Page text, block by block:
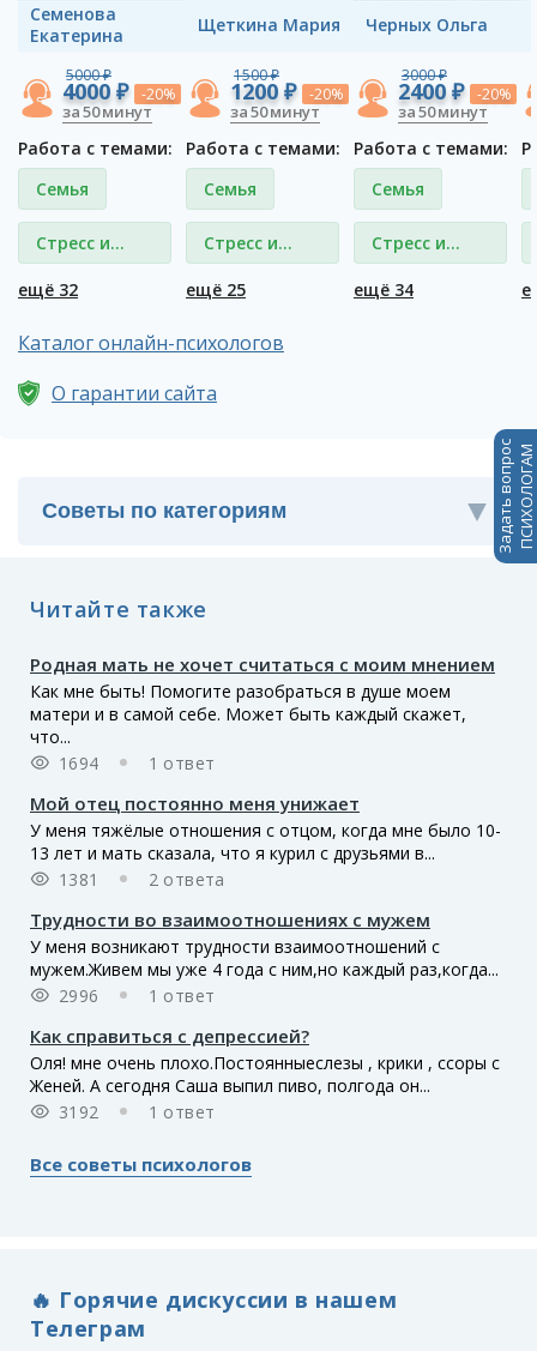
Семенова
Екатерина
5000 ₽
4000 ₽ -20%
за 50 минут
Работа с темами:
Семья
Стресс и
депрессия
ещё 32
Щеткина Мария
1500 ₽
1200 ₽ -20%
за 50 минут
Работа с темами:
Семья
Стресс и
депрессия
ещё 25
Черных Ольга
3000 ₽
2400 ₽ -20%
за 50 минут
Работа с темами:
Семья
Стресс и
депрессия
ещё 34
Каталог онлайн-психологов
О гарантии сайта
Читайте также
Родная мать не хочет считаться с моим мнением
Как мне быть! Помогите разобраться в душе моем
матери и в самой себе. Может быть каждый скажет,
что...
1694
1 ответ
Мой отец постоянно меня унижает
У меня тяжёлые отношения с отцом, когда мне было 10-
13 лет и мать сказала, что я курил с друзьями в...
1381
2 ответа
Трудности во взаимоотношениях с мужем
У меня возникают трудности взаимоотношений с
мужем.Живем мы уже 4 года с ним,но каждый раз,когда...
2996
1 ответ
Как справиться с депрессией?
Оля! мне очень плохо.Постоянныеслезы , крики , ссоры с
Женей. А сегодня Саша выпил пиво, полгода он...
3192
1 ответ
Все советы психологов
🔥 Горячие дискуссии в нашем
Телеграм
Задать вопросПСИХОЛОГАМ